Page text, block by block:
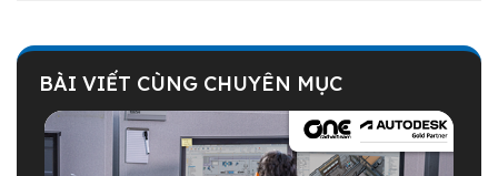
BÀI VIẾT CÙNG CHUYÊN MỤC